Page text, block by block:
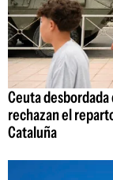
Ceuta
rechazan el
Cataluña